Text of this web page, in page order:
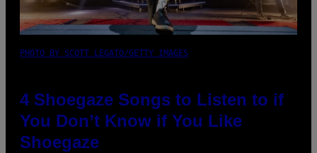
PHOTO BY SCOTT LEGATO/GETTY IMAGES
4 Shoegaze Songs to Listen to if
You Don’t Know if You Like
Shoegaze